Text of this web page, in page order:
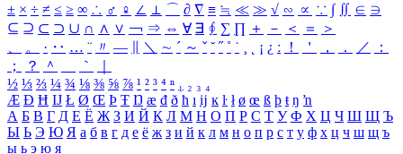
± × ÷ ≠ ≤ ≥ ∞ ∴ ♂ ♀ ∠ ⊥ ⌒ ∂ ∇ ≡ ≒ ≪ ≫ √ ∽ ∝ ∵ ∫ ∬ ∈ ∋
⊆ ⊇ ⊂ ⊃ ∪ ∩ ∧ ∨ ￢ ⇒ ⇔ ∀ ∃ ∮ ∑ ∏ ＋ － ＜ ＝
＞
、
。 · ‥ … ¨ 〃 ― ＼ ∼ ´ ～ ˇ ˘ ˝ ˚ ˙ ¸ ¡ ¿ ː ！ ＇ ， ． ／
：
；
？ ＾ ｀
½ ⅓ ⅔ ¼ ¾ ⅛ ⅜ ⅝ ⅞ ¹ ² ³ ⁴ ⁿ ₁ ₂ ₃ ₄
Æ Ð Ħ Ĳ Ł Ø Œ Þ Ŧ Ŋ æ đ ð ħ ı ĳ ĸ ŀ ł ø œ ß þ ŧ ŋ ŉ
А Б В Г Д Е Ё Ж З И Й К Л М Н О П Р С Т У Ф Х Ц Ч Ш Щ Ъ
Ы Ь Э Ю Я а б в г д е ё ж з и й к л м н о п р с т у ф х ц ч ш щ ъ
ы ь э ю я